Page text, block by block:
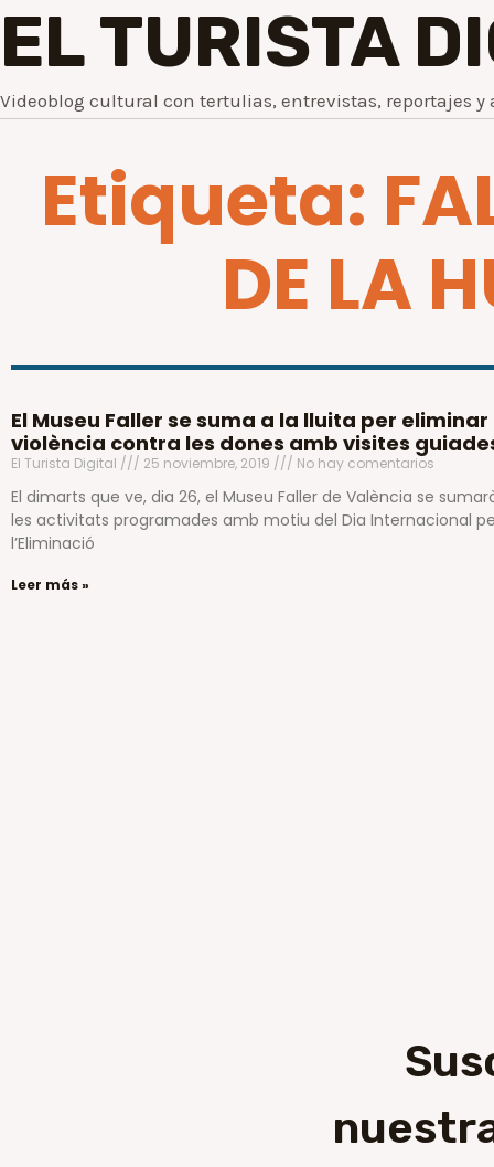
EL TURISTA
Videoblog cultural con tertulias, entrevistas, reportajes y
Etiqueta:
DE LA
El Museu Faller se suma a la lluita per eliminar
violència contra les dones amb visites
El Turista Digital 25 noviembre, 2019 No hay comentarios
El dimarts que ve, dia 26, el Museu Faller de València se
les activitats programades amb motiu del Dia Internacional
l’Eliminació
Leer más »